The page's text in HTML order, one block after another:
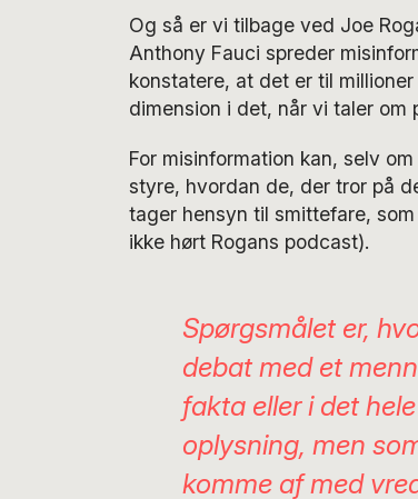
Og så er vi tilbage ved Joe
Anthony Fauci spreder
konstatere, at det er til
dimension i det, når vi taler om
For misinformation kan, selv
styre, hvordan de, der tror på
tager hensyn til smittefare,
ikke hørt Rogans podcast).
Spørgsmålet er,
debat med et
fakta eller i det
oplysning, men
komme af med